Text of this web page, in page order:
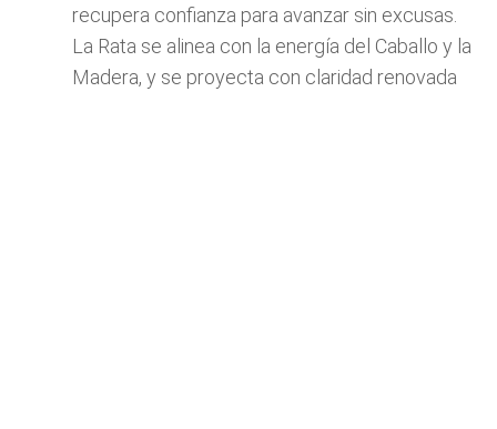
recupera confianza para avanzar sin excusas.
La Rata se alinea con la energía del Caballo y la
Madera, y se proyecta con claridad renovada